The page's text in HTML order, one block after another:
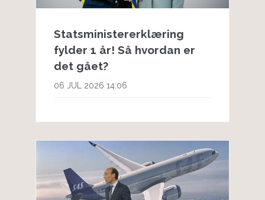
Statsministererklæring
fylder 1 år! Så hvordan er
det gået?
06 JUL 2026 14:06